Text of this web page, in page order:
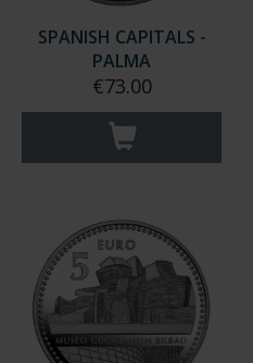
SPANISH CAPITALS -
PALMA
€73.00